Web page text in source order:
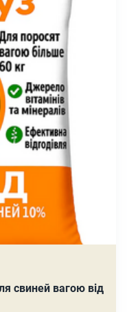
свиней вагою від